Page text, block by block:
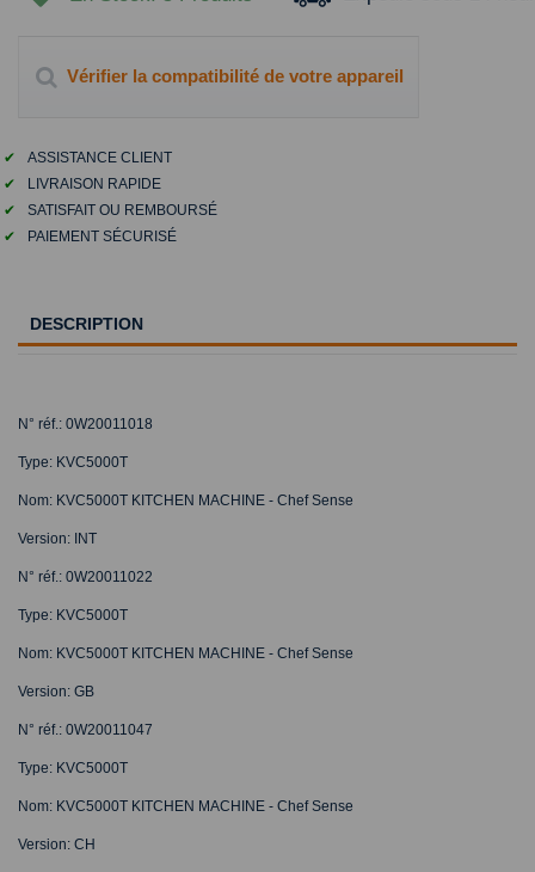
Vérifier la compatibilité de votre appareil
✔
ASSISTANCE CLIENT
✔
LIVRAISON RAPIDE
✔
SATISFAIT OU REMBOURSÉ
✔
PAIEMENT SÉCURISÉ
DESCRIPTION
N° réf.: 0W20011018
Type: KVC5000T
Nom: KVC5000T KITCHEN MACHINE - Chef Sense
Version: INT
N° réf.: 0W20011022
Type: KVC5000T
Nom: KVC5000T KITCHEN MACHINE - Chef Sense
Version: GB
N° réf.: 0W20011047
Type: KVC5000T
Nom: KVC5000T KITCHEN MACHINE - Chef Sense
Version: CH